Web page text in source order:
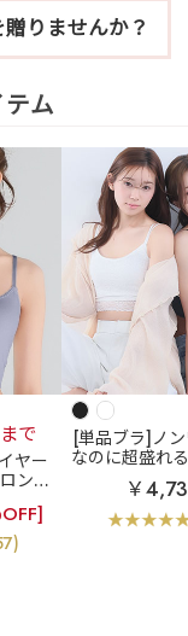
りませんか？
ム
で
ヤー
ント
トホ
ンワ
単品
[単品ブラ]ノ
なのに超盛れ
ホックブラ
ントホック
ノンワイヤ
(R) 単品ブ
￥